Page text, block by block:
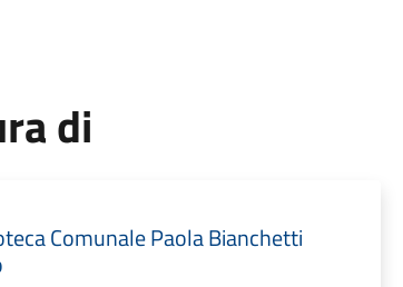
di
Comunale Paola Bianchetti